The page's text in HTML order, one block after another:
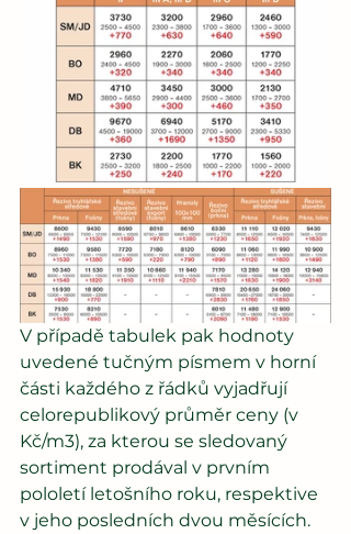
V případě tabulek pak hodnoty
uvedené tučným písmem v horní
části každého z řádků vyjadřují
celorepublikový průměr ceny (v
Kč/m3), za kterou se sledovaný
sortiment prodával v prvním
pololetí letošního roku, respektive
v jeho posledních dvou měsících.